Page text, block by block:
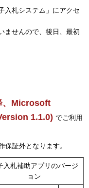
入札システム」にアクセ
ませんので、後日、最初
Microsoft
1.1.0) でご利用
保証外となります。
入札補助アプリのバージ
ョン